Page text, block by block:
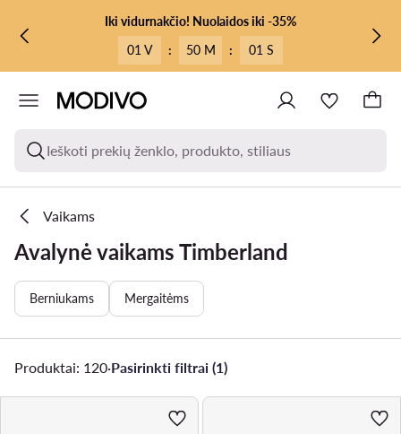
PEREITI PRIE PAGRINDINIO TURINIO
PEREITI Į PAIEŠKĄIki vidurnakčio! Nuolaidos iki -35%
01 V
: 49 M : 59 S
Ieškoti prekių ženklo, produkto, stiliaus
Vaikams
Avalynė vaikams Timberland
Berniukams Mergaitėms
Produktai: 120·Pasirinkti filtrai (1)